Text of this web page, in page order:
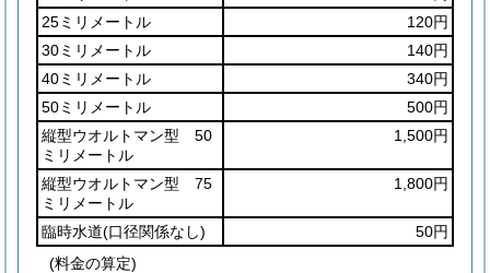
25ミリメートル
120円
30ミリメートル
140円
40ミリメートル
340円
50ミリメートル
500円
縦型ウオルトマン型 50
ミリメートル
1,500円
縦型ウオルトマン型 75
ミリメートル
1,800円
臨時水道(口径関係なし)
50円
(料金の算定)